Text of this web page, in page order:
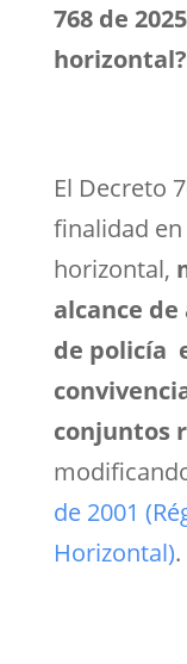
768 de
horizontal?
El Decreto
finalidad
horizontal,
alcance
de policía
conjuntos
de 2001
Horizontal).